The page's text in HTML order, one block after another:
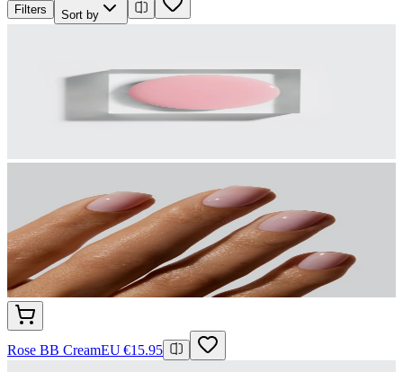
Filters Sort by
Rose BB CreamEU €15.95